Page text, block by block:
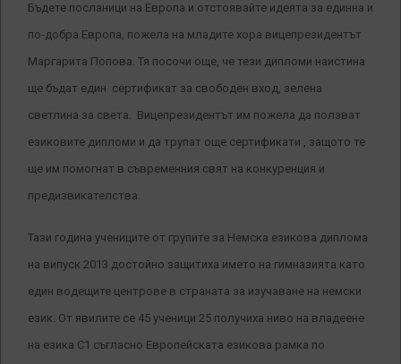
Бъдете посланици на Европа и отстоявайте идеята за единна и
по-добра Европа, пожела на младите хора вицепрезидентът
Маргарита Попова. Тя посочи още, че тези дипломи наистина
ще бъдат един сертификат за свободен вход, зелена
светлина за света. Вицепрезидентът им пожела да ползват
езиковите дипломи и да трупат още сертификати , защото те
ще им помогнат в съвременния свят на конкуренция и
предизвикателства.
Тази година учениците от групите за Немска езикова диплома
на випуск 2013 достойно защитиха името на гимназията като
един водещите центрове в страната за изучаване на немски
език. От явилите се 45 ученици 25 получиха ниво на владеене
на езика С1 съгласно Европейската езикова рамка по